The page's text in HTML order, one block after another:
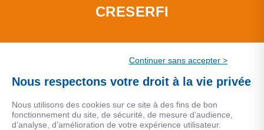
CRESERFI
La société de financement du CSF
CSF PATRIMOINE
Continuer sans accepter >
Nous respectons votre droit à la vie privée
Nous utilisons des cookies sur ce site à des fins de bon
fonctionnement du site, de sécurité, de mesure d’audience,
d’analyse, d’amélioration de votre expérience utilisateur.